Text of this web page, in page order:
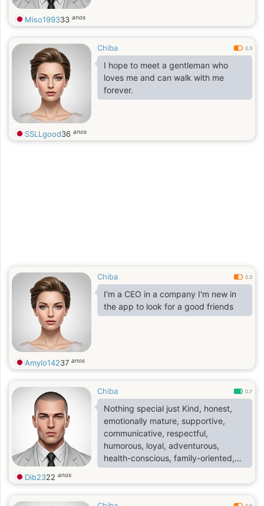
Miso199333 anos
Chiba 0.3
I hope to meet a gentleman who
loves me and can walk with me
forever.
SSLLgood36 anos
Chiba 0.3
I'm a CEO in a company I'm new in
the app to look for a good friends
Amylo14237 anos
Chiba 0.7
Nothing special just Kind, honest,
emotionally mature, supportive,
communicative, respectful,
humorous, loyal, adventurous,
health-conscious, family-oriented,
ambitious, patient, empathetic,
financially responsible, open-
Dib2322 anos